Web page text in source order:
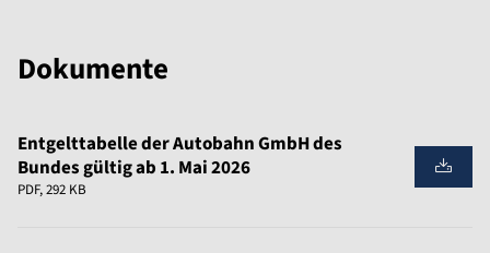
Dokumente
Entgelttabelle der Autobahn GmbH des
Bundes gültig ab 1. Mai 2026
PDF, 292 KB